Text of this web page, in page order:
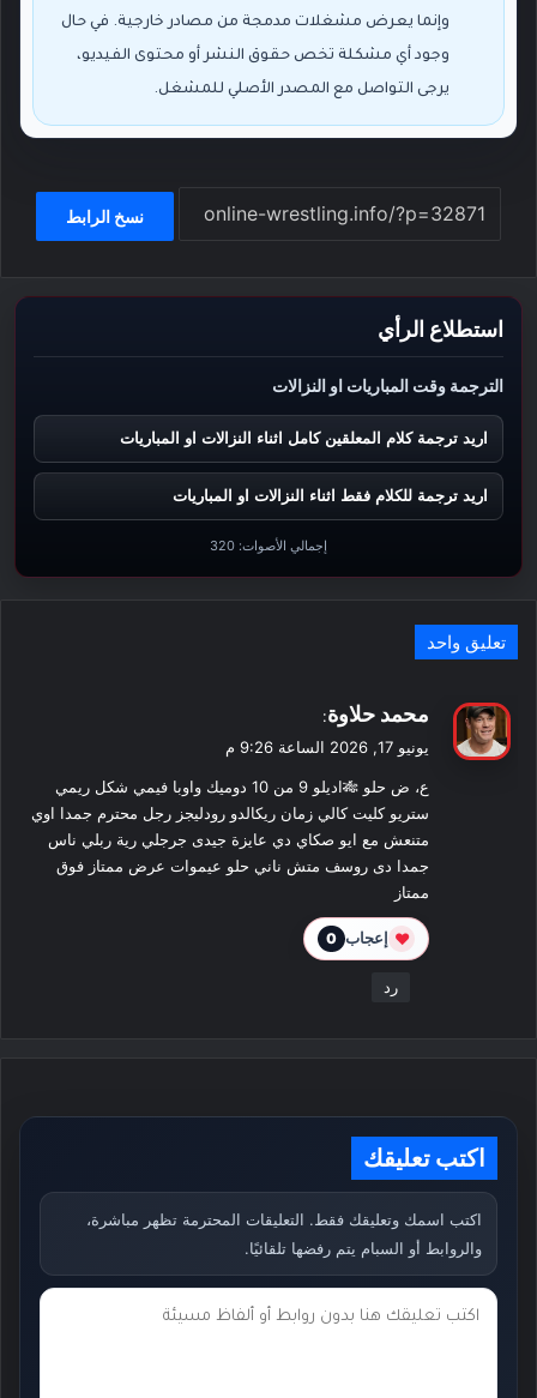
وإنما يعرض مشغلات مدمجة من مصادر خارجية. في حال
وجود أي مشكلة تخص حقوق النشر أو محتوى الفيديو،
يرجى التواصل مع المصدر الأصلي للمشغل.
نسخ الرابط
استطلاع الرأي
الترجمة وقت المباريات او النزالات
اريد ترجمة كلام المعلقين كامل اثناء النزالات او المباريات
اريد ترجمة للكلام فقط اثناء النزالات او المباريات
إجمالي الأصوات: 320
تعليق واحد
ل
محمد حلاوة:
يونيو 17, 2026 الساعة 9:26 م
ع، ض حلو 🎋اديلو 9 من 10 دوميك واوبا فيمي شكل ريمي
ستريو كليت كالي زمان ريكالدو رودليجز رجل محترم جمدا اوي
متنعش مع ايو صكاي دي عايزة جيدى جرجلي رية ربلي ناس
جمدا دى روسف متش ناني حلو عيموات عرض ممتاز فوق
ممتاز
❤ إعجاب 0
رد
اكتب تعليقك
اكتب اسمك وتعليقك فقط. التعليقات المحترمة تظهر مباشرة،
والروابط أو السبام يتم رفضها تلقائيًا.
ت